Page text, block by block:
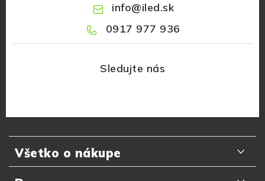
info@iled.sk
0917 977 936
Všetko o nákupe
Odporúčania zákazníkov